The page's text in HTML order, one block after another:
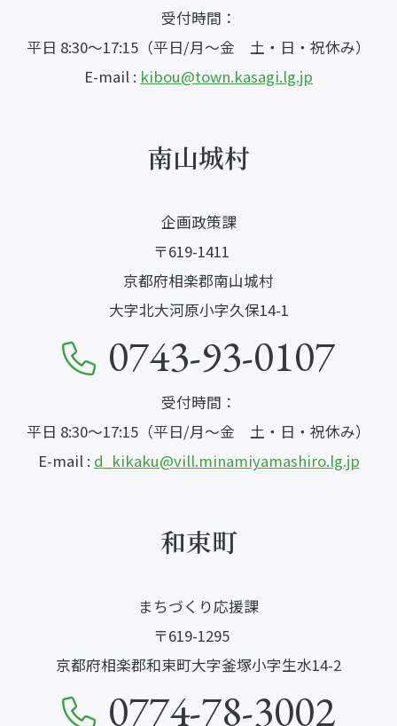
受付時間：
平日 8:30～17:15（平日/月～金 土・日・祝休み）
E-mail : kibou@town.kasagi.lg.jp
南山城村
企画政策課
〒619-1411
京都府相楽郡南山城村
大字北大河原小字久保14-1
0743-93-0107
受付時間：
平日 8:30～17:15（平日/月～金 土・日・祝休み）
E-mail : d_kikaku@vill.minamiyamashiro.lg.jp
和束町
まちづくり応援課
〒619-1295
京都府相楽郡和束町大字釜塚小字生水14-2
0774-78-3002